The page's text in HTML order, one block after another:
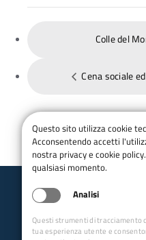
Cena sociale
Colle del
Sezione di Val
Questo sito utilizza cookie
Acconsentendo accetti
nostra privacy e cookie
qualsiasi momento.
Analisi
Questi strumenti di
tua esperienza utente e